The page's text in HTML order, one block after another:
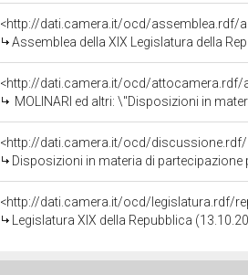
<http://dati.camera.it/ocd/assemblea.rdf/
Assemblea della XIX Legislatura della
<http://dati.camera.it/ocd/attocamera.rdf/
MOLINARI ed altri: \"Disposizioni in materia di partecipazione popolare alla titolarit&agrave; di
<http://dati.camera.it/ocd/discussione.rdf/
Disposizioni in materia di partecipazione popolare alla titolarità di
<http://dati.camera.it/ocd/legislatura.rdf/
Legislatura XIX della Repubblica